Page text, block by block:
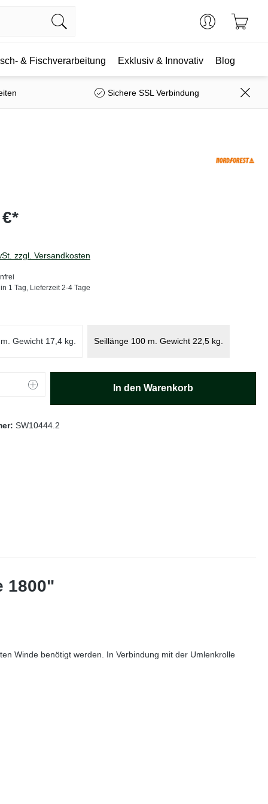
& Fischverarbeitung Exklusiv & Innovativ Blog
Sichere SSL Verbindung
zzgl. Versandkosten
1 Tag, Lieferzeit 2-4 Tage
Gewicht 17,4 kg. Seillänge 100 m. Gewicht 22,5 kg.
Gib den gewünschten Wert ein
In den Warenkorb
SW10444.2
1800"
Winde benötigt werden. In Verbindung mit der Umlenkrolle